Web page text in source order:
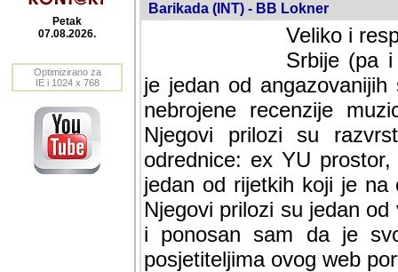
Petak
07.08.2026.
Optimizirano za
IE i 1024 x 768
Barikada (INT) - BB Lokner
Veliko i
Srbije (pa i
jedan od angazovanijih
nebrojene recenzije
Njegovi prilozi su
odrednice: ex YU
jedan od rijetkih koji je
Njegovi prilozi su jedan
i ponosan sam da je
posjetiteljima ovog web